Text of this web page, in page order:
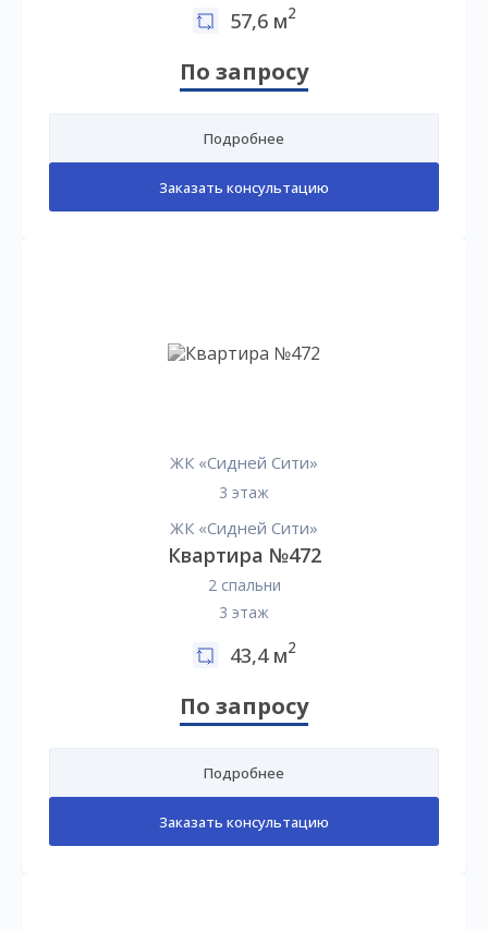
57,6 м2
По запросу
Подробнее
Заказать консультацию
ЖК «Сидней Сити»
3 этаж
ЖК «Сидней Сити»
Квартира №472
2 спальни
3 этаж
43,4 м2
По запросу
Подробнее
Заказать консультацию